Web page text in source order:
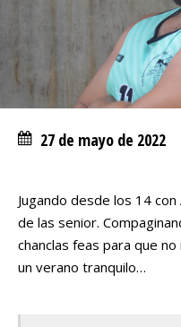
27 de mayo de 2022
Jugando desde los 14
de las senior.
chanclas feas para que
un verano tranquilo…